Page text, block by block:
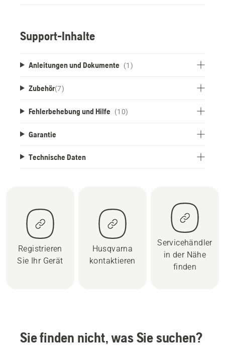
Support-Inhalte
Anleitungen und Dokumente (1)
Zubehör(7)
Fehlerbehebung und Hilfe (10)
Garantie
Technische Daten
Registrieren
Sie Ihr Gerät
Husqvarna
kontaktieren
Servicehändler
in der Nähe
finden
Sie finden nicht, was Sie suchen?